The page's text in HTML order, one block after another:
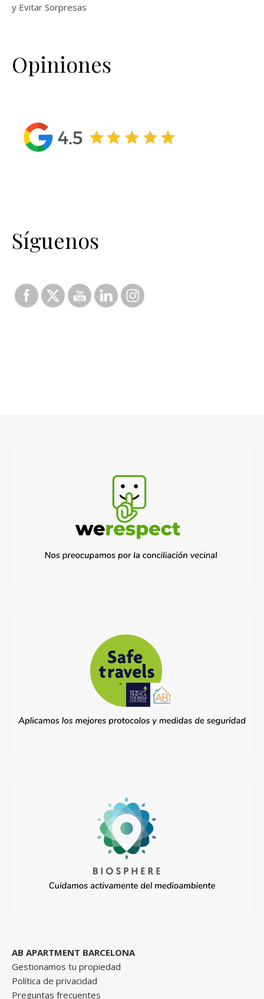
y Evitar Sorpresas
Opiniones
Síguenos
AB APARTMENT BARCELONA
Gestionamos tu propiedad
Política de privacidad
Preguntas frecuentes